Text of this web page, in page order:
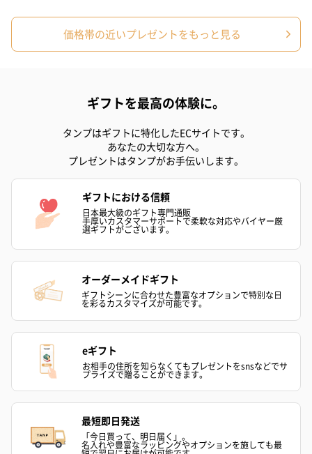
紅茶・コーヒー・スイーツ
紅茶・コーヒー・スイーツを同梱してお届けいたします。ギフト
アールグレイ（HAPPY
BIRTHDAY TO YOU）
アールグレイティー
（660円）
円）
スイーツ
スイーツを同梱してお届けいたします。ギフトへの＋αにおすすめ
価格帯の近いプレゼントをもっと見る
ギフトを最高の体験に。
タンプはギフトに特化したECサイトです。
あなたの大切な方へ。
プレゼントはタンプがお手伝いします。
ギフトにおける信頼
日本最大級のギフト専門通販
手厚いカスタマーサポートで柔軟な対応やバイヤー厳
選ギフトがございます。
オーダーメイドギフト
ギフトシーンに合わせた豊富なオプションで特別な日
を彩るカスタマイズが可能です。
eギフト
お相手の住所を知らなくてもプレゼントをsnsなどでサ
プライズで贈ることができます。
最短即日発送
「今日買って、明日届く」。
名入れや豊富なラッピングやオプションを施しても最